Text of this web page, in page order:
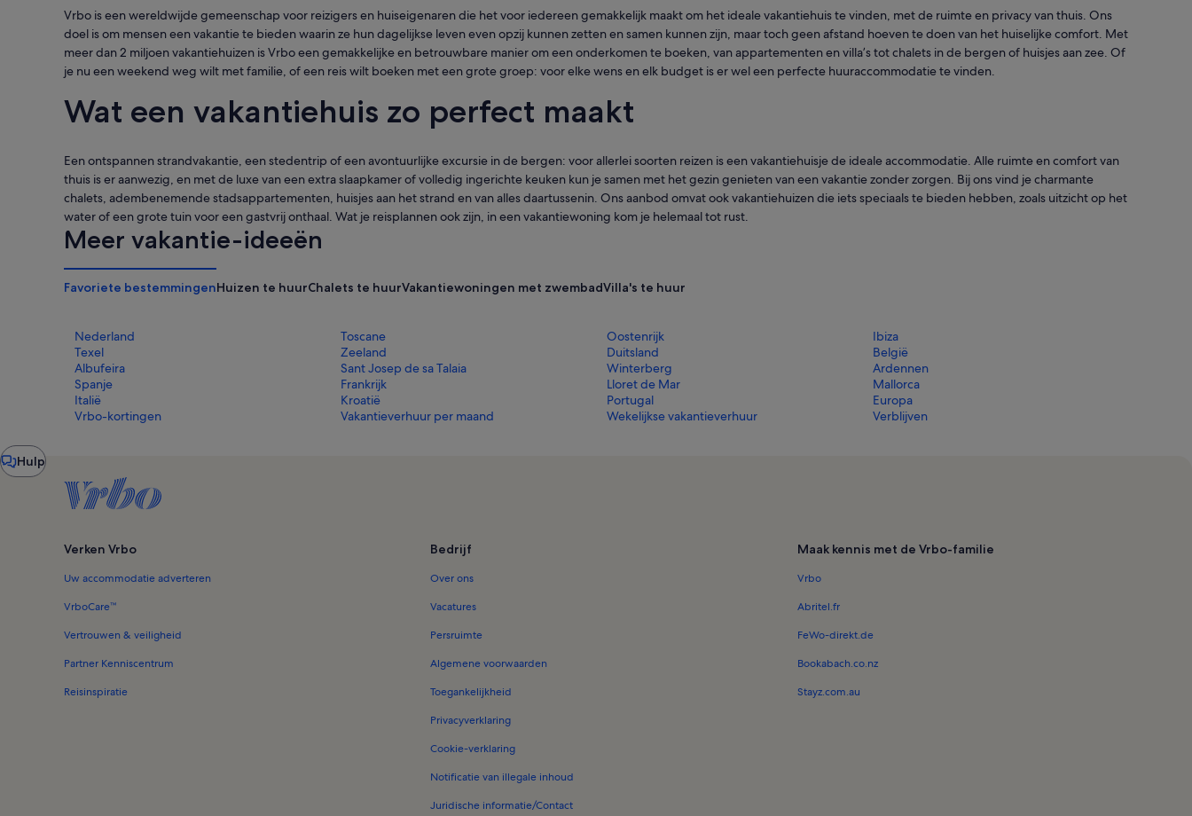
Vrbo is een wereldwijde gemeenschap voor reizigers en huiseigenaren die het voor iedereen gemakkelijk maakt om het ideale vakantiehuis te vinden, met de ruimte en privacy van thuis. Ons
doel is om mensen een vakantie te bieden waarin ze hun dagelijkse leven even opzij kunnen zetten en samen kunnen zijn, maar toch geen afstand hoeven te doen van het huiselijke comfort. Met
meer dan 2 miljoen vakantiehuizen is Vrbo een gemakkelijke en betrouwbare manier om een onderkomen te boeken, van appartementen en villa’s tot chalets in de bergen of huisjes aan zee. Of
je nu een weekend weg wilt met familie, of een reis wilt boeken met een grote groep: voor elke wens en elk budget is er wel een perfecte huuraccommodatie te vinden.
Wat een vakantiehuis zo perfect maakt
Een ontspannen strandvakantie, een stedentrip of een avontuurlijke excursie in de bergen: voor allerlei soorten reizen is een vakantiehuisje de ideale accommodatie. Alle ruimte en comfort van
thuis is er aanwezig, en met de luxe van een extra slaapkamer of volledig ingerichte keuken kun je samen met het gezin genieten van een vakantie zonder zorgen. Bij ons vind je charmante
chalets, adembenemende stadsappartementen, huisjes aan het strand en van alles daartussenin. Ons aanbod omvat ook vakantiehuizen die iets speciaals te bieden hebben, zoals uitzicht op het
water of een grote tuin voor een gastvrij onthaal. Wat je reisplannen ook zijn, in een vakantiewoning kom je helemaal tot rust.
Meer vakantie-ideeën
Favoriete bestemmingenHuizen te huurChalets te huurVakantiewoningen met zwembadVilla's te huur
Nederland Toscane Oostenrijk
Ibiza
Texel
Zeeland Duitsland
België
Albufeira
Sant Josep de sa Talaia Winterberg
Ardennen
Spanje
Frankrijk Lloret de Mar
Mallorca
Italië
Kroatië Portugal
Europa
Vrbo-kortingen
Vakantieverhuur per maand Wekelijkse vakantieverhuur Verblijven
Hulp
Chatvenster
Verken Vrbo
Uw accommodatie adverteren
VrboCare™
Vertrouwen & veiligheid
Partner Kenniscentrum
Reisinspiratie
Bedrijf
Over ons
Vacatures
Persruimte
Algemene voorwaarden
Toegankelijkheid
Privacyverklaring
Cookie-verklaring
Notificatie van illegale inhoud
Juridische informatie/Contact
Maak kennis met de Vrbo-familie
Vrbo
Abritel.fr
FeWo-direkt.de
Bookabach.co.nz
Stayz.com.au